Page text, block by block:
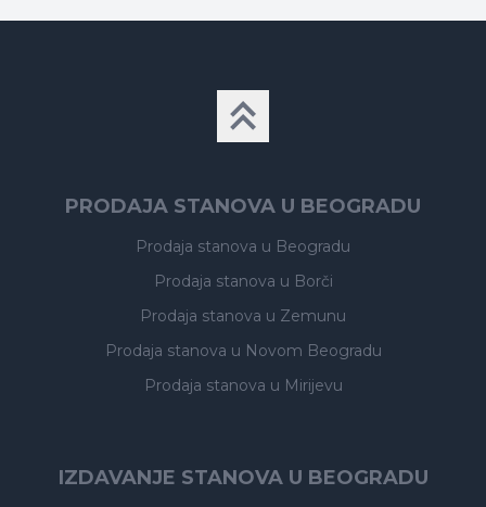
PRODAJA STANOVA U BEOGRADU
Prodaja stanova u Beogradu
Prodaja stanova u Borči
Prodaja stanova u Zemunu
Prodaja stanova u Novom Beogradu
Prodaja stanova u Mirijevu
IZDAVANJE STANOVA U BEOGRADU